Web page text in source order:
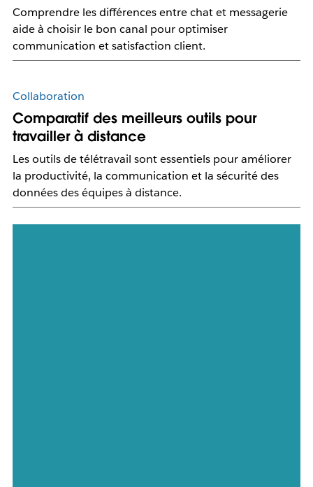
Comprendre les différences entre chat et messagerie
aide à choisir le bon canal pour optimiser
communication et satisfaction client.
Collaboration
Comparatif des meilleurs outils pour
travailler à distance
Les outils de télétravail sont essentiels pour améliorer
la productivité, la communication et la sécurité des
données des équipes à distance.